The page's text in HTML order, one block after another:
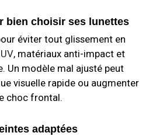
bien choisir ses lunettes
éviter tout glissement en
, matériaux anti-impact et
Un modèle mal ajusté peut
visuelle rapide ou augmenter
choc frontal.
adaptées